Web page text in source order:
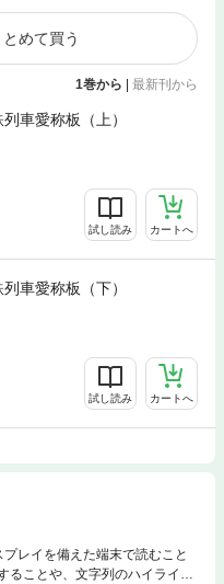
めて買う
1巻から | 最新刊から
車愛称板（上）
試し読み カートへ
車愛称板（下）
試し読み カートへ
レイを備えた端末で読むこと
ることや、文字列のハイライ